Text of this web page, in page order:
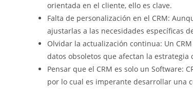
orientada en el cliente, ello es clave.
Falta de personalización en el CRM:
ajustarlas a las necesidades específicas
Olvidar la actualización continua: Un
datos obsoletos que afectan la estrategia
Pensar que el CRM es solo un Software:
por lo cual es imperante desarrollar una